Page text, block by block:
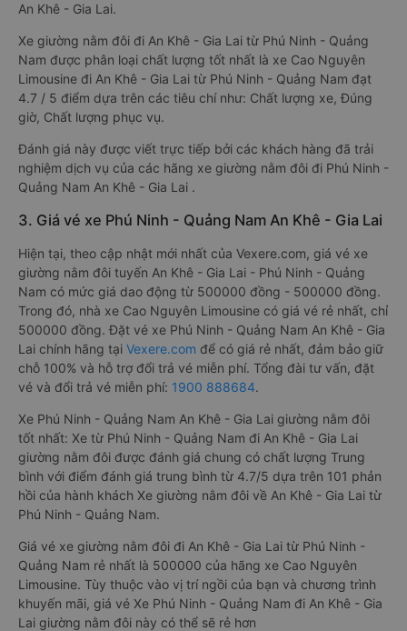
An Khê - Gia Lai.
Xe giường nằm đôi đi An Khê - Gia Lai từ Phú Ninh - Quảng
Nam được phân loại chất lượng tốt nhất là xe Cao Nguyên
Limousine đi An Khê - Gia Lai từ Phú Ninh - Quảng Nam đạt
4.7 / 5 điểm dựa trên các tiêu chí như: Chất lượng xe, Đúng
giờ, Chất lượng phục vụ.
Đánh giá này được viết trực tiếp bởi các khách hàng đã trải
nghiệm dịch vụ của các hãng xe giường nằm đôi đi Phú Ninh -
Quảng Nam An Khê - Gia Lai .
3. Giá vé xe Phú Ninh - Quảng Nam An Khê - Gia Lai
Hiện tại, theo cập nhật mới nhất của Vexere.com, giá vé xe
giường nằm đôi tuyến An Khê - Gia Lai - Phú Ninh - Quảng
Nam có mức giá dao động từ 500000 đồng - 500000 đồng.
Trong đó, nhà xe Cao Nguyên Limousine có giá vé rẻ nhất, chỉ
500000 đồng. Đặt vé xe Phú Ninh - Quảng Nam An Khê - Gia
Lai chính hãng tại Vexere.com để có giá rẻ nhất, đảm bảo giữ
chỗ 100% và hỗ trợ đổi trả vé miễn phí. Tổng đài tư vấn, đặt
vé và đổi trả vé miễn phí: 1900 888684.
Xe Phú Ninh - Quảng Nam An Khê - Gia Lai giường nằm đôi
tốt nhất: Xe từ Phú Ninh - Quảng Nam đi An Khê - Gia Lai
giường nằm đôi được đánh giá chung có chất lượng Trung
bình với điểm đánh giá trung bình từ 4.7/5 dựa trên 101 phản
hồi của hành khách Xe giường nằm đôi về An Khê - Gia Lai từ
Phú Ninh - Quảng Nam.
Giá vé xe giường nằm đôi đi An Khê - Gia Lai từ Phú Ninh -
Quảng Nam rẻ nhất là 500000 của hãng xe Cao Nguyên
Limousine. Tùy thuộc vào vị trí ngồi của bạn và chương trình
khuyến mãi, giá vé Xe Phú Ninh - Quảng Nam đi An Khê - Gia
Lai giường nằm đôi này có thể sẽ rẻ hơn